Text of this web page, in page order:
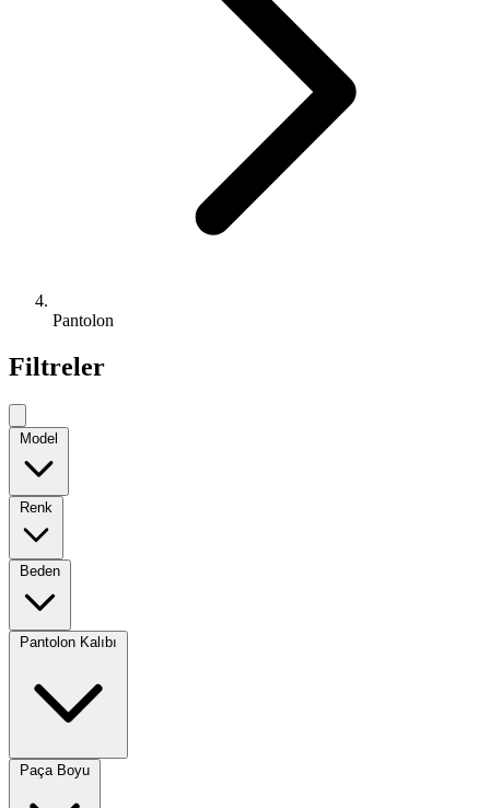
Pantolon
Filtreler
Model
Renk
Beden
Pantolon Kalıbı
Paça Boyu